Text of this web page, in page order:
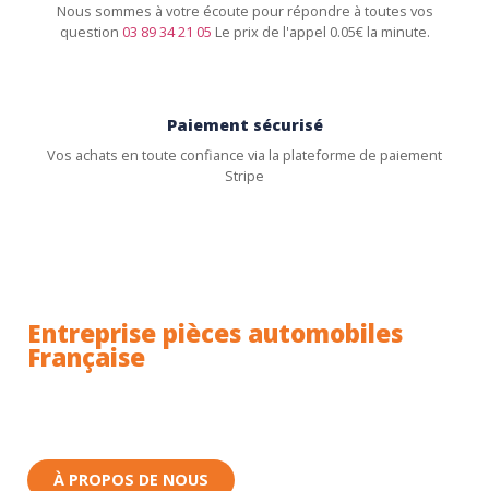
Nous sommes à votre écoute pour répondre à toutes vos
question 03 89 34 21 05 Le prix de l'appel 0.05€ la minute.
Paiement sécurisé
Vos achats en toute confiance via la plateforme de paiement
Stripe
Entreprise pièces automobiles
Française
À PROPOS DE NOUS